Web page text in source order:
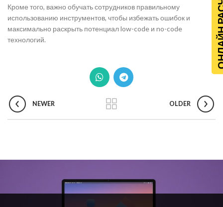
Кроме того, важно обучать сотрудников правильному
использованию инструментов, чтобы избежать ошибок и
максимально раскрыть потенциал low-code и no-code
технологий.
NEWER OLDER